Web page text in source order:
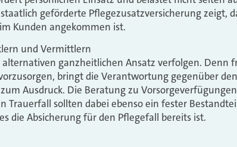
geförderte Pflegezusatzversicherung zeigt,
Kunden angekommen ist.
und Vermittlern
ganzheitlichen Ansatz verfolgen. Denn
bringt die Verantwortung gegenüber
Ausdruck. Die Beratung zu
Trauerfall sollten dabei ebenso ein fester
die Absicherung für den Pflegefall bereits ist.